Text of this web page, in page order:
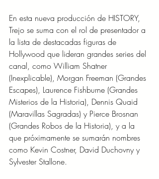
En esta nueva producción de HISTORY,
Trejo se suma con el rol de presentador a
la lista de destacadas figuras de
Hollywood que lideran grandes series del
canal, como William Shatner
(Inexplicable), Morgan Freeman (Grandes
Escapes), Laurence Fishburne (Grandes
Misterios de la Historia), Dennis Quaid
(Maravillas Sagradas) y Pierce Brosnan
(Grandes Robos de la Historia), y a la
que próximamente se sumarán nombres
como Kevin Costner, David Duchovny y
Sylvester Stallone.